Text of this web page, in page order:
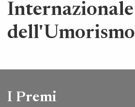
Internazionale
dell'Umorismo
I Premi